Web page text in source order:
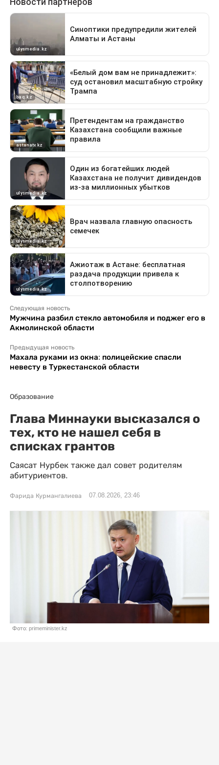
Следующая новость
Мужчина разбил стекло автомобиля и поджег его в
Акмолинской области
Предыдущая новость
Махала руками из окна: полицейские спасли
невесту в Туркестанской области
Образование
Глава Миннауки высказался о
тех, кто не нашел себя в
списках грантов
Саясат Нурбек также дал совет родителям
абитуриентов.
Фарида Курмангалиева 07.08.2026, 23:46
Фото: primeminister.kz